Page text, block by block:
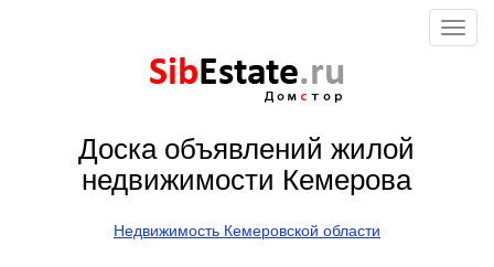
SibEstate.ru
тор
Доска объявлений жилой
недвижимости Кемерова
Недвижимость Кемеровской области